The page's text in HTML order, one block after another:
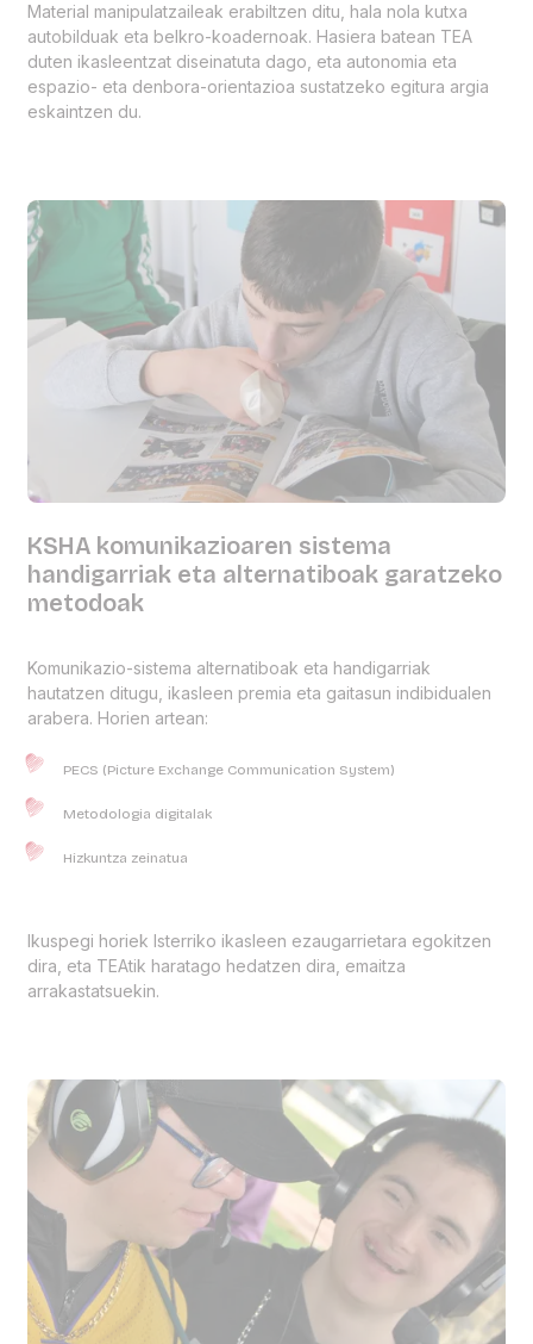
Material manipulatzaileak erabiltzen ditu, hala nola kutxa
autobilduak eta belkro-koadernoak. Hasiera batean TEA
duten ikasleentzat diseinatuta dago, eta autonomia eta
espazio- eta denbora-orientazioa sustatzeko egitura argia
eskaintzen du.
KSHA komunikazioaren sistema
handigarriak eta alternatiboak garatzeko
metodoak
Komunikazio-sistema alternatiboak eta handigarriak
hautatzen ditugu, ikasleen premia eta gaitasun indibidualen
arabera. Horien artean:
PECS (Picture Exchange Communication System)
Metodologia digitalak
Hizkuntza zeinatua
Ikuspegi horiek Isterriko ikasleen ezaugarrietara egokitzen
dira, eta TEAtik haratago hedatzen dira, emaitza
arrakastatsuekin.